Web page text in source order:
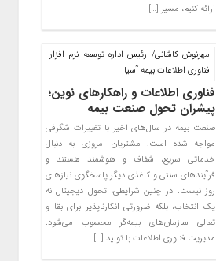
ارائه کنیم، مسیر […]
مهرنوش کاشانی/ رئیس اداره توسعه نرم افزار
فناوری اطلاعات بیمه آسیا
فناوری اطلاعات و راهکارهای نوین؛
پیشران تحول صنعت بیمه
صنعت بیمه در سال‌های اخیر با تغییرات شگرفی
مواجه شده است. مشتریان امروزی به دنبال
خدماتی سریع، شفاف و هوشمند هستند و
فرآیندهای سنتی و کاغذی دیگر پاسخگوی نیازهای
روز نیست. در چنین شرایطی، تحول دیجیتال نه
یک انتخاب، بلکه ضرورتی انکارناپذیر برای بقا و
تعالی سازمان‌های بیمه‌گر محسوب می‌شود.
مدیریت فناوری اطلاعات با تولید […]